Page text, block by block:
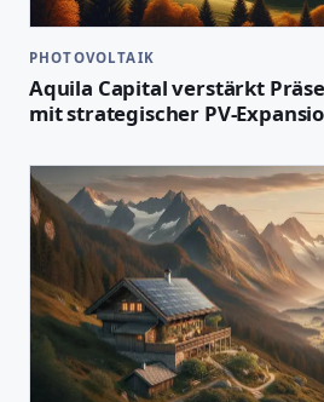
PHOTOVOLTAIK
Aquila Capital verstärkt
mit strategischer PV-